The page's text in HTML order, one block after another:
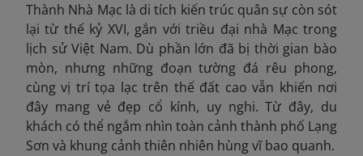
Thành Nhà Mạc là di tích kiến trúc quân sự còn sót
lại từ thế kỷ XVI, gắn với triều đại nhà Mạc trong
lịch sử Việt Nam. Dù phần lớn đã bị thời gian bào
mòn, nhưng những đoạn tường đá rêu phong,
cùng vị trí tọa lạc trên thế đất cao vẫn khiến nơi
đây mang vẻ đẹp cổ kính, uy nghi. Từ đây, du
khách có thể ngắm nhìn toàn cảnh thành phố Lạng
Sơn và khung cảnh thiên nhiên hùng vĩ bao quanh.